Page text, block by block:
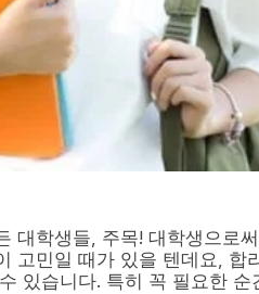
대학생들, 주목! 대학생으로
고민일 때가 있을 텐데요, 합
있습니다. 특히 꼭 필요한